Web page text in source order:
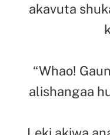
akavuta
“Whao!
alishangaa